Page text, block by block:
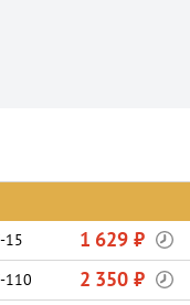
15 1 629 ₽
110 2 350 ₽